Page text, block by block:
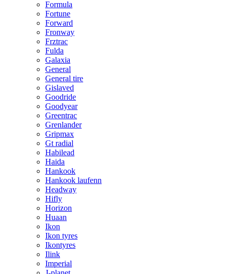
Formula
Fortune
Forward
Fronway
Frztrac
Fulda
Galaxia
General
General tire
Gislaved
Goodride
Goodyear
Greentrac
Grenlander
Gripmax
Gt radial
Habilead
Haida
Hankook
Hankook laufenn
Headway
Hifly
Horizon
Huaan
Ikon
Ikon tyres
Ikontyres
Ilink
Imperial